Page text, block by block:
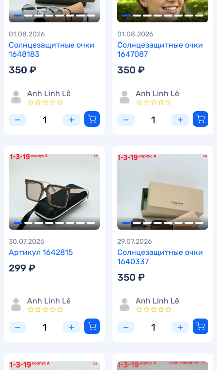
Солнцезащитные очки
1648183
01.08.2026
350 ₽
Anh Linh Lê
Солнцезащитные очки
1647087
01.08.2026
350 ₽
Anh Linh Lê
Артикул 1642815
30.07.2026
299 ₽
Anh Linh Lê
Солнцезащитные очки
1640337
29.07.2026
350 ₽
Anh Linh Lê